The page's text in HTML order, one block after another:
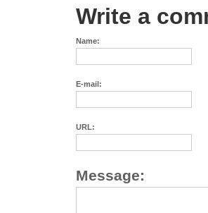
Write a
Name:
E-mail:
URL:
Message: